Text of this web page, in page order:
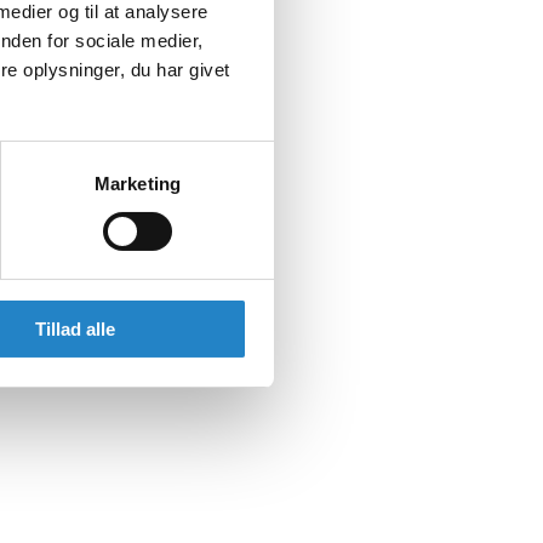
og til at analysere
for sociale medier,
oplysninger, du har givet
Marketing
Tillad alle